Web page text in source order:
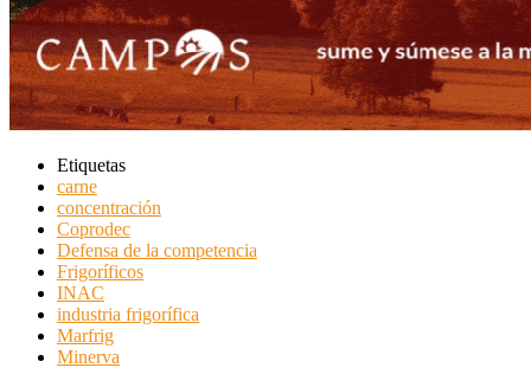
Etiquetas
carne
concentración
Coprodec
Defensa de la competencia
Frigoríficos
INAC
industria frigorífica
Marfrig
Minerva